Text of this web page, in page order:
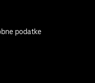
podatke